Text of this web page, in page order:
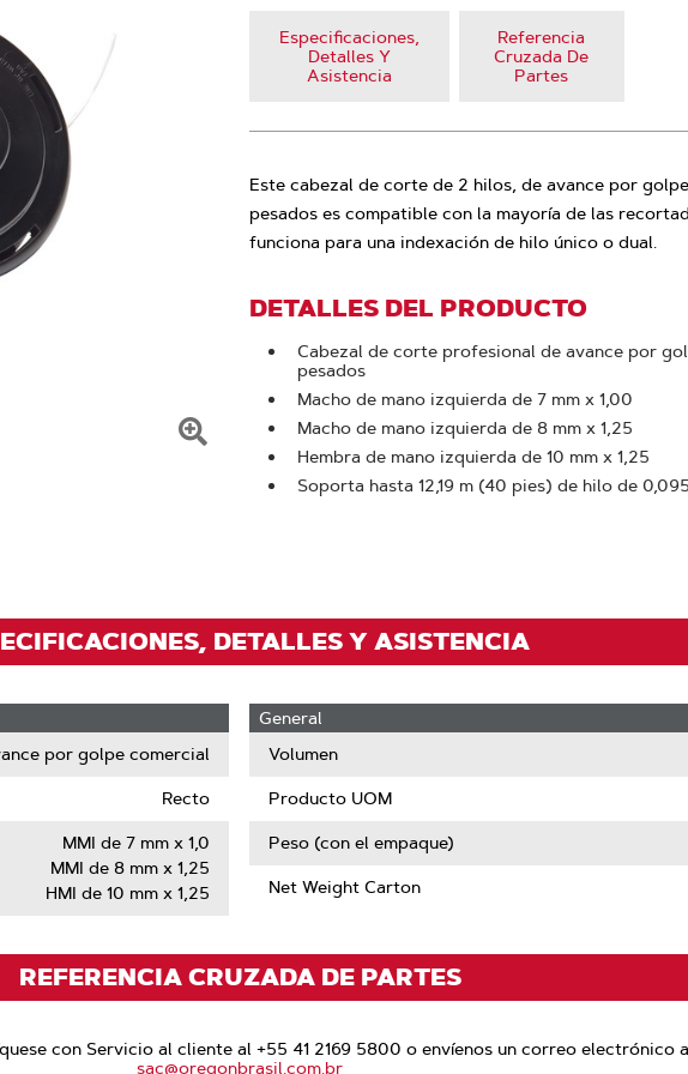
imagen
Especificaciones,
Detalles Y
Asistencia
Referencia
Cruzada De
Partes
Este cabezal de corte de 2 hilos, de avance por
pesados es compatible con la mayoría de las
funciona para una indexación de hilo único o dual.
DETALLES DEL PRODUCTO
Cabezal de corte profesional de avance por
pesados
Macho de mano izquierda de 7 mm x 1,00
Macho de mano izquierda de 8 mm x 1,25
Hembra de mano izquierda de 10 mm x 1,25
Soporta hasta 12,19 m (40 pies) de hilo de
DETALLES Y ASISTENCIA
por golpe comercial
Recto
MMI de 7 mm x 1,0
MMI de 8 mm x 1,25
HMI de 10 mm x 1,25
General
Volumen
Producto UOM
Peso (con el empaque)
Net Weight Carton
REFERENCIA CRUZADA DE PARTES
con Servicio al cliente al +55 41 2169 5800 o envíenos un correo electrónico a
sac@oregonbrasil.com.br